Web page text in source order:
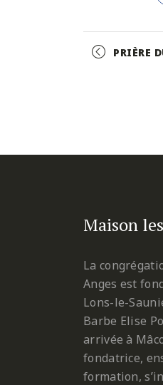
Event
PRIÈRE
Maison
La
Anges est
Lons-le-
Barbe Elise
arrivée à
fondatrice,
formation,